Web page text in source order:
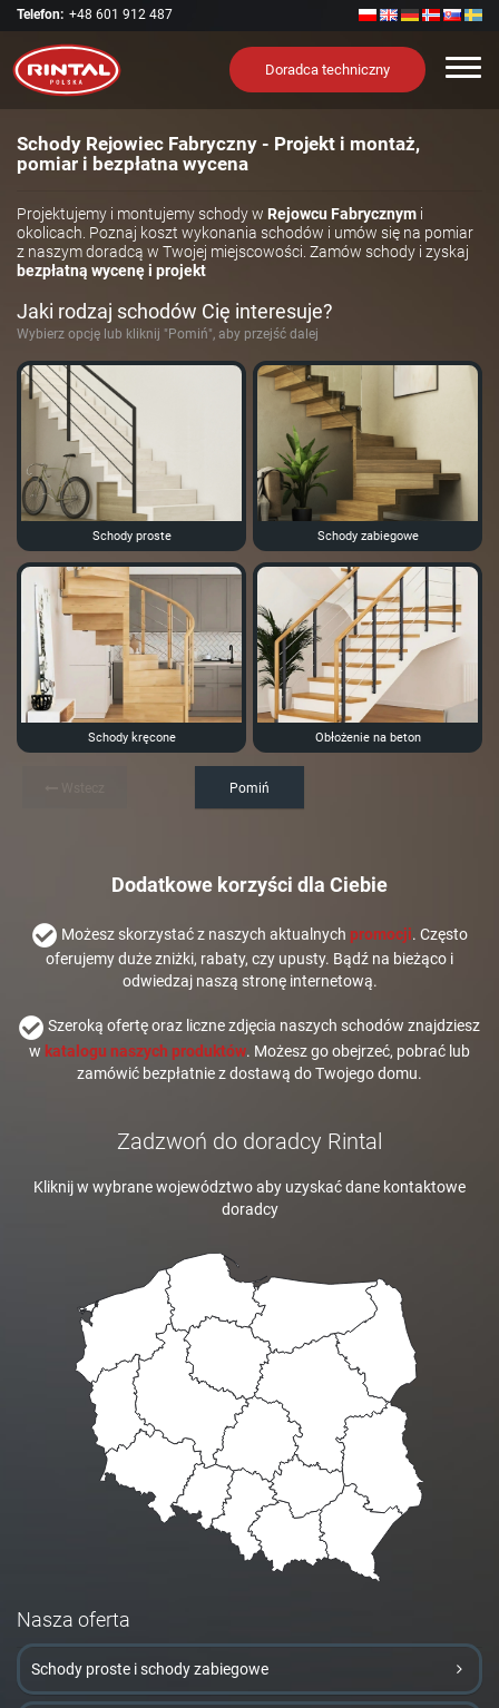
Telefon: +48 601 912 487
Doradca techniczny
Schody Rejowiec Fabryczny - Projekt i montaż,
pomiar i bezpłatna wycena
Projektujemy i montujemy schody w Rejowcu Fabrycznym i
okolicach. Poznaj koszt wykonania schodów i umów się na pomiar
z naszym doradcą w Twojej miejscowości. Zamów schody i zyskaj
bezpłatną wycenę i projekt
Jaki rodzaj schodów Cię interesuje?
Wybierz opcję lub kliknij "Pomiń", aby przejść dalej
Schody proste Schody zabiegowe
Schody kręcone Obłożenie na beton
Pomiń
Dodatkowe korzyści dla Ciebie
Możesz skorzystać z naszych aktualnych promocji. Często
oferujemy duże zniżki, rabaty, czy upusty. Bądź na bieżąco i
odwiedzaj naszą stronę internetową.
Szeroką ofertę oraz liczne zdjęcia naszych schodów znajdziesz
w katalogu naszych produktów. Możesz go obejrzeć, pobrać lub
zamówić bezpłatnie z dostawą do Twojego domu.
Zadzwoń do doradcy Rintal
Kliknij w wybrane województwo aby uzyskać dane kontaktowe
doradcy
Nasza oferta
Schody proste i schody zabiegowe